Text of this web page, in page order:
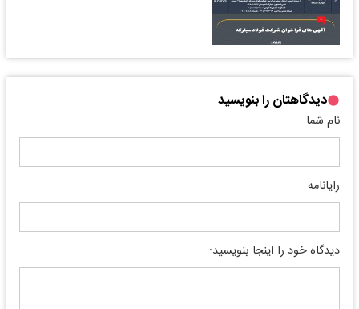
دیدگاهتان را بنویسید
نام شما
رایانامه
دیدگاه خود را اینجا بنویسید: